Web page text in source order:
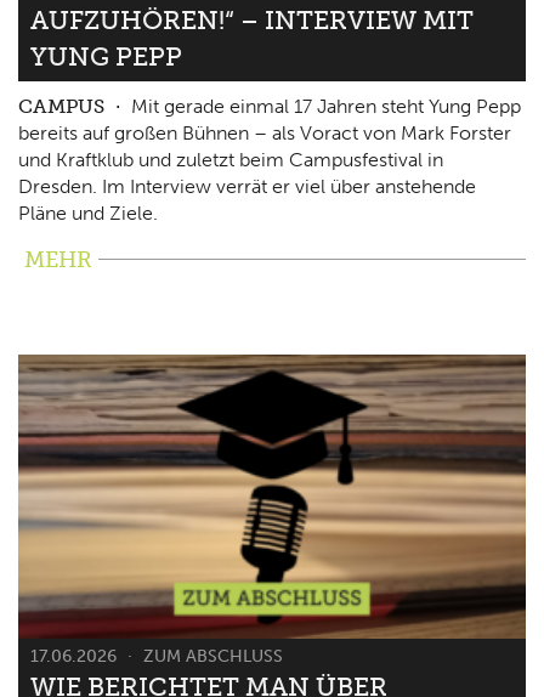
AUFZUHÖREN!“ – INTERVIEW MIT
YUNG PEPP
CAMPUS
Mit gerade einmal 17 Jahren steht Yung Pepp
bereits auf großen Bühnen – als Voract von Mark Forster
und Kraftklub und zuletzt beim Campusfestival in
Dresden. Im Interview verrät er viel über anstehende
Pläne und Ziele.
MEHR
17.06.2026 ZUM ABSCHLUSS
WIE BERICHTET MAN ÜBER